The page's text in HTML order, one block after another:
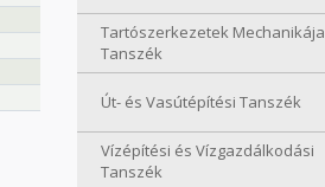
Tartószerkezetek Mechanikája
Tanszék
Út- és Vasútépítési Tanszék
Vízépítési és Vízgazdálkodási
Tanszék